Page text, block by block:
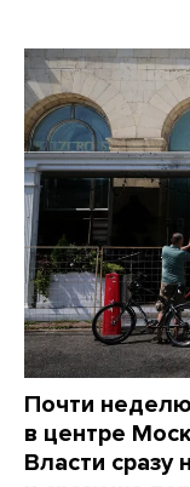
Почти
в центре
Власти сразу